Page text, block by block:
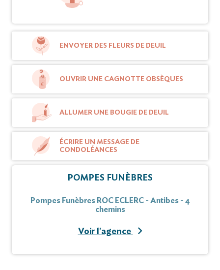
ENVOYER DES FLEURS DE DEUIL
OUVRIR UNE CAGNOTTE OBSÈQUES
ALLUMER UNE BOUGIE DE DEUIL
ÉCRIRE UN MESSAGE DE
CONDOLÉANCES
POMPES FUNÈBRES
Pompes Funèbres ROC ECLERC - Antibes - 4
chemins
Voir l'agence